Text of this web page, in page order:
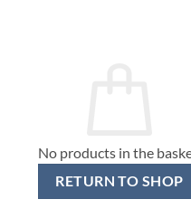
No products in the
RETURN TO SHOP